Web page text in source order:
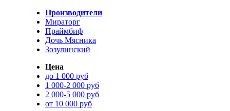
Производители
Мираторг
Праймбиф
Дочь Мясника
Зозулинский
Цена
до 1 000 руб
1 000-2 000 руб
2 000-5 000 руб
от 10 000 руб